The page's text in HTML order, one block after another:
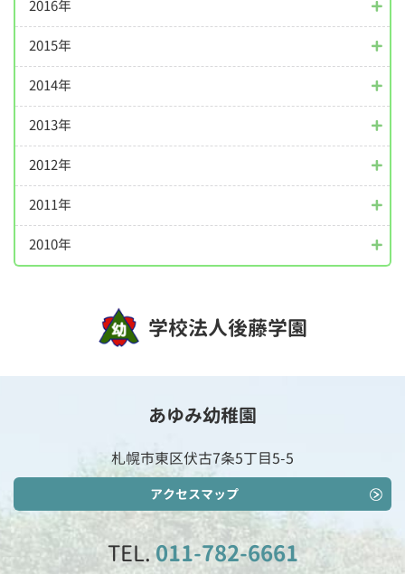
2016年
2015年
2014年
2013年
2012年
2011年
2010年
学校法人後藤学園
あゆみ幼稚園
札幌市東区伏古7条5丁目5-5
アクセスマップ
TEL.011-782-6661